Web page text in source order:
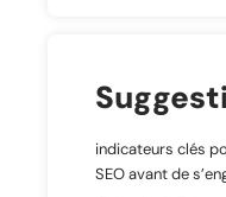
indicateurs clés
SEO avant de